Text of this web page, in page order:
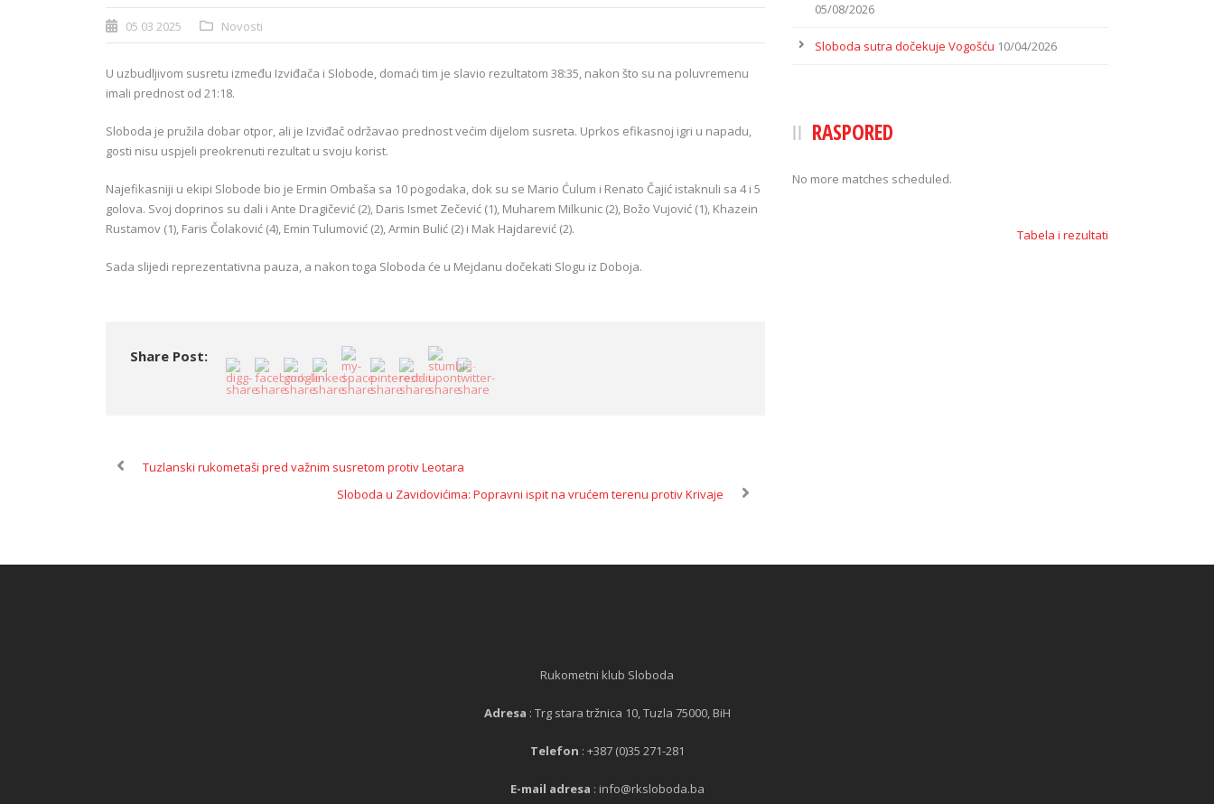
05 03 2025 Novosti
U uzbudljivom susretu između Izviđača i Slobode, domaći tim je slavio rezultatom 38:35, nakon što su na poluvremenu
imali prednost od 21:18.
Sloboda je pružila dobar otpor, ali je Izviđač održavao prednost većim dijelom susreta. Uprkos efikasnoj igri u napadu,
gosti nisu uspjeli preokrenuti rezultat u svoju korist.
Najefikasniji u ekipi Slobode bio je Ermin Ombaša sa 10 pogodaka, dok su se Mario Ćulum i Renato Čajić istaknuli sa 4 i 5
golova. Svoj doprinos su dali i Ante Dragičević (2), Daris Ismet Zečević (1), Muharem Milkunic (2), Božo Vujović (1), Khazein
Rustamov (1), Faris Čolaković (4), Emin Tulumović (2), Armin Bulić (2) i Mak Hajdarević (2).
Sada slijedi reprezentativna pauza, a nakon toga Sloboda će u Mejdanu dočekati Slogu iz Doboja.
Share Post:
Tuzlanski rukometaši pred važnim susretom protiv Leotara
Sloboda u Zavidovićima: Popravni ispit na vrućem terenu protiv Krivaje
05/08/2026
Sloboda sutra dočekuje Vogošću 10/04/2026
RASPORED
No more matches scheduled.
Tabela i rezultati
Rukometni klub Sloboda
Adresa : Trg stara tržnica 10, Tuzla 75000, BiH
Telefon : +387 (0)35 271-281
E-mail adresa : info@rksloboda.ba